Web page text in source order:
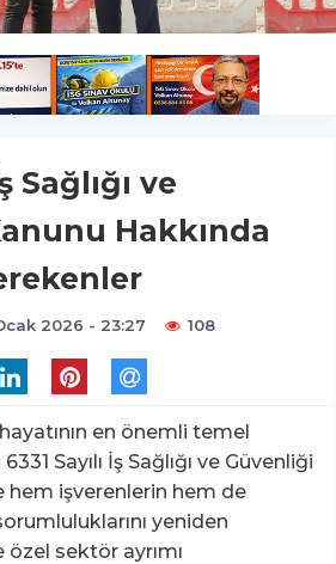
Sağlığı ve
Hakkında
2026 - 23:27 108
en önemli temel
Sayılı İş Sağlığı ve Güvenliği
hem işverenlerin hem de
yeniden
özel sektör ayrımı